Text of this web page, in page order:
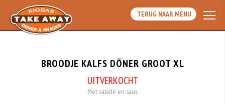
TERUG NAAR MENU
BROODJE KALFS DÖNER GROOT XL
UITVERKOCHT
Met salade en saus